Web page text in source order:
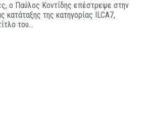
ο Παύλος Κοντίδης επέστρεψε στην
κατάταξης της κατηγορίας ILCA7,
του...